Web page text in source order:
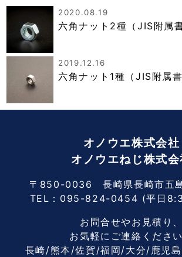
2020.08.19
六角ナット2種（JIS附属書
2019.12.16
六角ナット1種（JIS附属書
オノウエ株式会社
オノウエねじ株式会
〒850-0036 長崎県長崎市五
TEL： 095-824-0454 (平日
お問合せやお見積り、
お気軽にご連絡ください
長崎/熊本/佐賀/福岡/大分/鹿児島